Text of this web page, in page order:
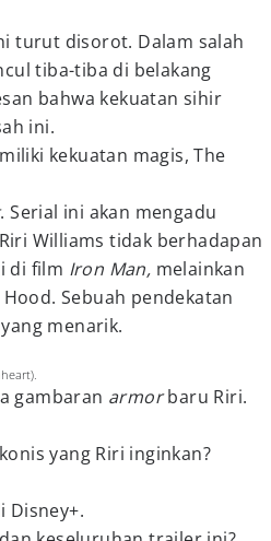
turut disorot. Dalam salah
tiba-tiba di belakang
bahwa kekuatan sihir
ini.
kekuatan magis, The
. Serial ini akan mengadu
Williams tidak berhadapan
di film Iron Man, melainkan
Sebuah pendekatan
menarik.
gambaran armorbaru Riri.
yang Riri inginkan?
Disney+.